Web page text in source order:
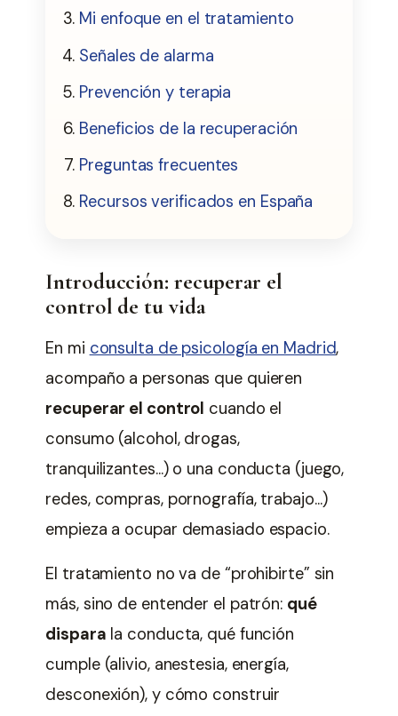
Mi enfoque en el tratamiento
Señales de alarma
Prevención y terapia
Beneficios de la recuperación
Preguntas frecuentes
Recursos verificados en España
Introducción: recuperar el
control de tu vida
En mi consulta de psicología en Madrid,
acompaño a personas que quieren
recuperar el control cuando el
consumo (alcohol, drogas,
tranquilizantes…) o una conducta (juego,
redes, compras, pornografía, trabajo…)
empieza a ocupar demasiado espacio.
El tratamiento no va de “prohibirte” sin
más, sino de entender el patrón: qué
dispara la conducta, qué función
cumple (alivio, anestesia, energía,
desconexión), y cómo construir